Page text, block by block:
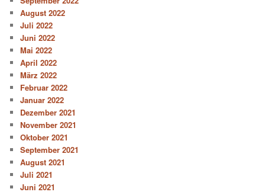
August 2022
Juli 2022
Juni 2022
Mai 2022
April 2022
März 2022
Februar 2022
Januar 2022
Dezember 2021
November 2021
Oktober 2021
September 2021
August 2021
Juli 2021
Juni 2021